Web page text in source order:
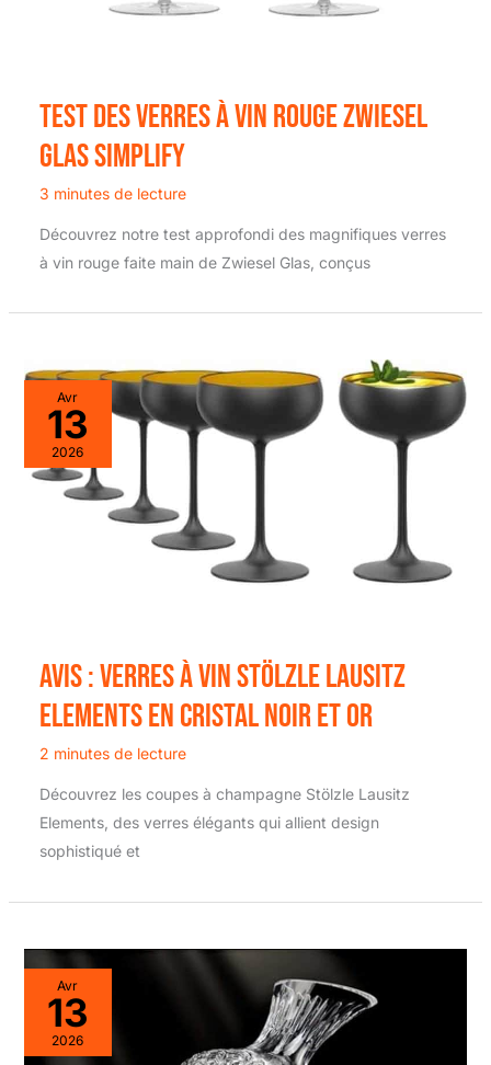
Test des verres à vin rouge Zwiesel
Glas Simplify
3 minutes de lecture
Découvrez notre test approfondi des magnifiques verres
à vin rouge faite main de Zwiesel Glas, conçus
Avr
13
2026
Avis : verres à vin stölzle lausitz
elements en cristal noir et or
2 minutes de lecture
Découvrez les coupes à champagne Stölzle Lausitz
Elements, des verres élégants qui allient design
sophistiqué et
Avr
13
2026